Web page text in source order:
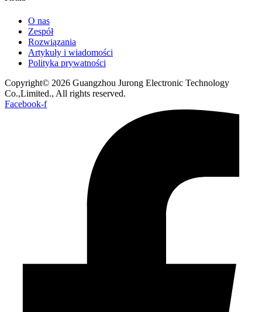
O nas
Zespół
Rozwiązania
Artykuły i wiadomości
Polityka prywatności
Copyright© 2026 Guangzhou Jurong Electronic Technology
Co.,Limited., All rights reserved.
Facebook-f